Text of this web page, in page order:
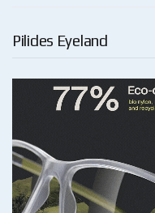
Pilides Eyeland